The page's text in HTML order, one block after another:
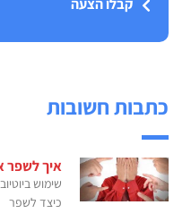
קבלו הצעה
כתבות חשובות
איך לשפר
שימוש
כיצד לשפר